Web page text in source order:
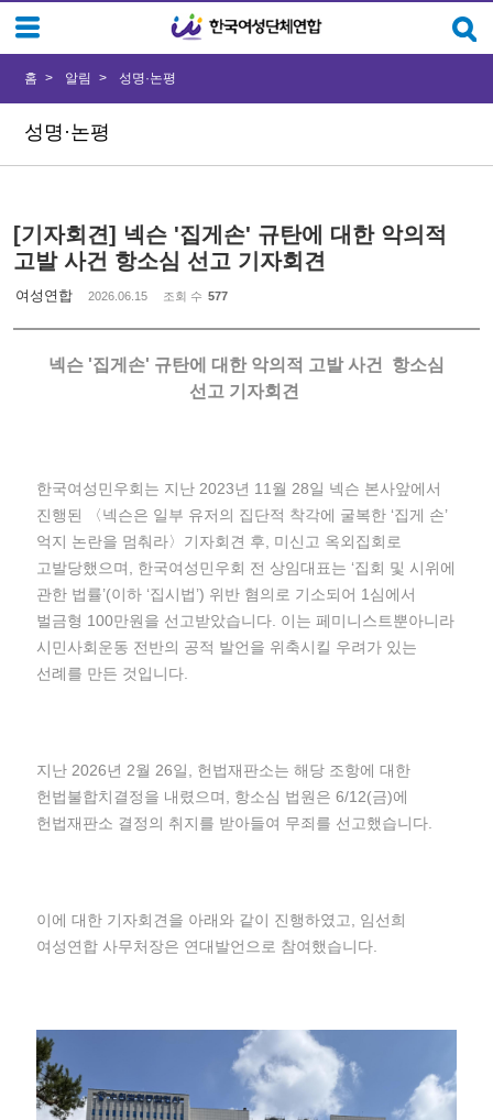
성명·논평
홈 알림 성명·논평
[기자회견] 넥슨 '집게손' 규탄에 대한 악의적
고발 사건 항소심 선고 기자회견
여성연합 2026.06.15 조회 수 577
넥슨 '집게손' 규탄에 대한 악의적 고발 사건 항소심
선고 기자회견
한국여성민우회는 지난 2023년 11월 28일 넥슨 본사앞에서
진행된 〈넥슨은 일부 유저의 집단적 착각에 굴복한 ‘집게 손’
억지 논란을 멈춰라〉기자회견 후, 미신고 옥외집회로
고발당했으며, 한국여성민우회 전 상임대표는 ‘집회 및 시위에
관한 법률’(이하 ‘집시법’) 위반 혐의로 기소되어 1심에서
벌금형 100만원을 선고받았습니다. 이는 페미니스트뿐아니라
시민사회운동 전반의 공적 발언을 위축시킬 우려가 있는
선례를 만든 것입니다.
지난 2026년 2월 26일, 헌법재판소는 해당 조항에 대한
헌법불합치결정을 내렸으며, 항소심 법원은 6/12(금)에
헌법재판소 결정의 취지를 받아들여 무죄를 선고했습니다.
이에 대한 기자회견을 아래와 같이 진행하였고, 임선희
여성연합 사무처장은 연대발언으로 참여했습니다.